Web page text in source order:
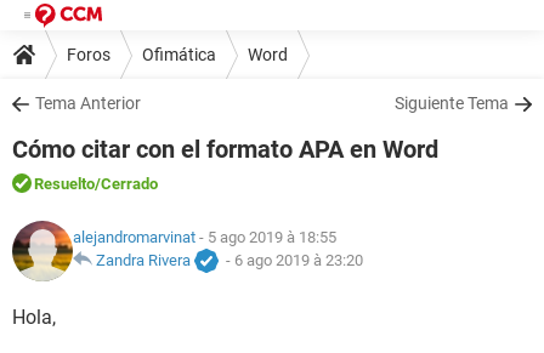
Foros Ofimática Word
Tema Anterior Siguiente Tema
Cómo citar con el formato APA en Word
Resuelto/Cerrado
alejandromarvinat - 5 ago 2019 à 18:55
Zandra Rivera
- 6 ago 2019 à 23:20
Hola,